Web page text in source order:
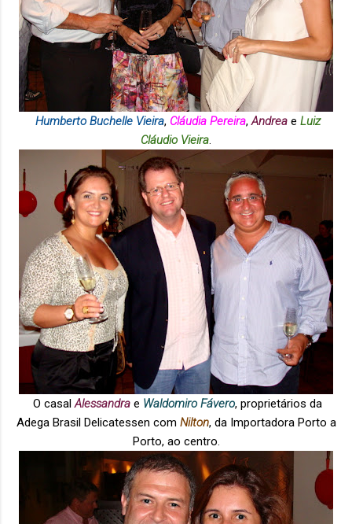
Humberto Buchelle Vieira, Cláudia Pereira, Andreae Luiz
Cláudio Vieira
O casal Alessandra e Waldomiro Fávero, proprietários da
Adega Brasil Delicatessen com Nilton, da Importadora Porto a
Porto, ao centro.